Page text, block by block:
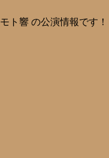
ト響 の公演情報で